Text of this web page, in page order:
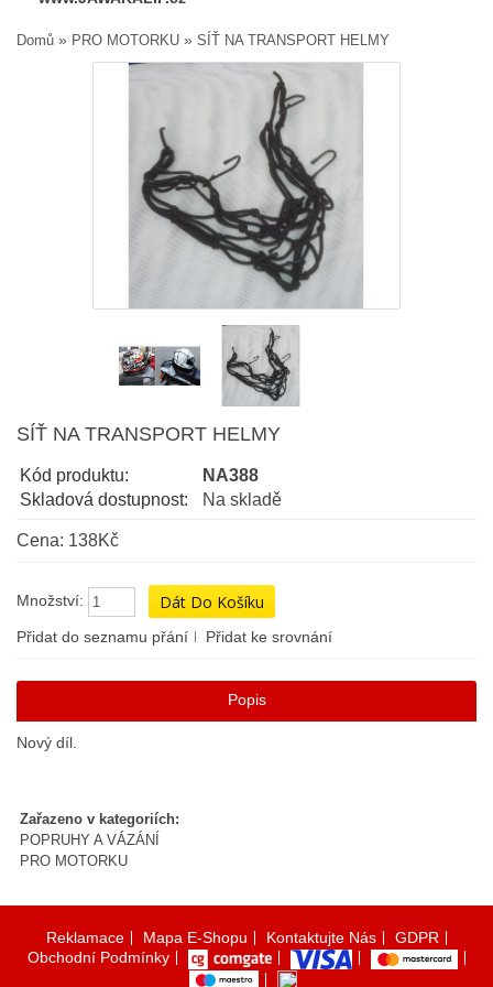
Domů » PRO MOTORKU » SÍŤ NA TRANSPORT HELMY
SÍŤ NA TRANSPORT HELMY
Kód produktu:
NA388
Skladová dostupnost:
Na skladě
Cena: 138Kč
Množství:
Přidat do seznamu přání Přidat ke srovnání
Popis
Nový díl.
Zařazeno v kategoriích:
POPRUHY A VÁZÁNÍ
PRO MOTORKU
Reklamace Mapa E-Shopu Kontaktujte Nás
GDPR
Obchodní Podmínky